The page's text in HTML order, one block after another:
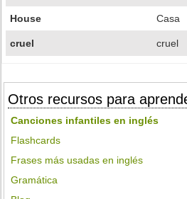
House Casa
cruel cruel
Otros recursos para
Canciones infantiles en inglés
Flashcards
Frases más usadas en inglés
Gramática